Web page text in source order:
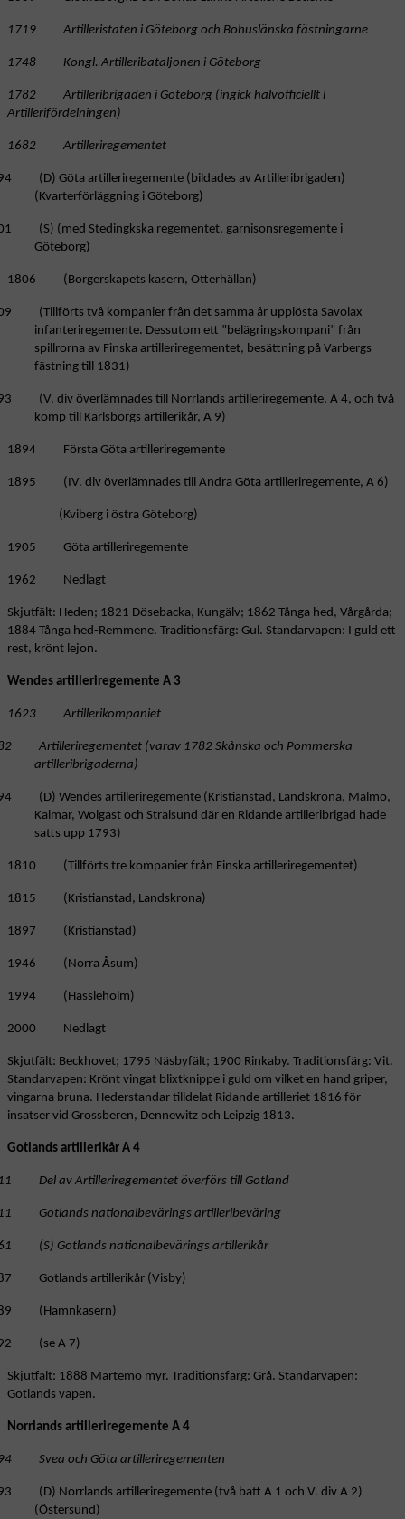
1719 Artilleristaten i Göteborg och Bohuslänska fästningarne
1748 Kongl. Artilleribataljonen i Göteborg
1782 Artilleribrigaden i Göteborg (ingick halvofficiellt i
Artillerifördelningen)
1682 Artilleriregementet
(D) Göta artilleriregemente (bildades av Artilleribrigaden)
(Kvarterförläggning i Göteborg)
(S) (med Stedingkska regementet, garnisonsregemente i
Göteborg)
1806 (Borgerskapets kasern, Otterhällan)
(Tillförts två kompanier från det samma år upplösta Savolax
infanteriregemente. Dessutom ett ”belägringskompani” från
spillrorna av Finska artilleriregementet, besättning på Varbergs
fästning till 1831)
(V. div överlämnades till Norrlands artilleriregemente, A 4, och två
komp till Karlsborgs artillerikår, A 9)
1894 Första Göta artilleriregemente
1895 (IV. div överlämnades till Andra Göta artilleriregemente, A 6)
(Kviberg i östra Göteborg)
1905 Göta artilleriregemente
1962 Nedlagt
Skjutfält: Heden; 1821 Dösebacka, Kungälv; 1862 Tånga hed, Vårgårda;
1884 Tånga hed-Remmene. Traditionsfärg: Gul. Standarvapen: I guld ett
rest, krönt lejon.
Wendes artilleriregemente A 3
1623 Artillerikompaniet
Artilleriregementet (varav 1782 Skånska och Pommerska
artilleribrigaderna)
(D) Wendes artilleriregemente (Kristianstad, Landskrona, Malmö,
Kalmar, Wolgast och Stralsund där en Ridande artilleribrigad hade
satts upp 1793)
1810 (Tillförts tre kompanier från Finska artilleriregementet)
1815 (Kristianstad, Landskrona)
1897 (Kristianstad)
1946 (Norra Åsum)
1994 (Hässleholm)
2000 Nedlagt
Skjutfält: Beckhovet; 1795 Näsbyfält; 1900 Rinkaby. Traditionsfärg: Vit.
Standarvapen: Krönt vingat blixtknippe i guld om vilket en hand griper,
vingarna bruna. Hederstandar tilldelat Ridande artilleriet 1816 för
insatser vid Grossberen, Dennewitz och Leipzig 1813.
Gotlands artillerikår A 4
Del av Artilleriregementet överförs till Gotland
Gotlands nationalbevärings artilleribeväring
(S) Gotlands nationalbevärings artillerikår
Gotlands artillerikår (Visby)
(Hamnkasern)
(se A 7)
Skjutfält: 1888 Martemo myr. Traditionsfärg: Grå. Standarvapen:
Gotlands vapen.
Norrlands artilleriregemente A 4
Svea och Göta artilleriregementen
(D) Norrlands artilleriregemente (två batt A 1 och V. div A 2)
(Östersund)